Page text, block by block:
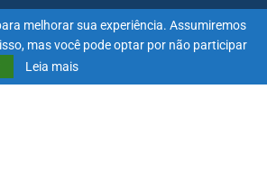
de atletas e influenciadores em
melhorar sua experiência. Assumiremos
mas você pode optar por não participar
Leia mais